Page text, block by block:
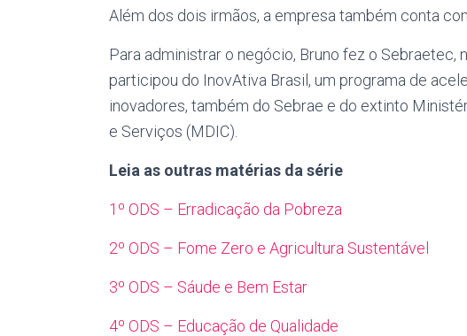
Além dos dois irmãos, a empresa também conta
Para administrar o negócio, Bruno fez o Sebraetec,
participou do InovAtiva Brasil, um programa de
inovadores, também do Sebrae e do extinto
e Serviços (MDIC).
Leia as outras matérias da série
1º ODS – Erradicação da Pobreza
2º ODS – Fome Zero e Agricultura Sustentável
3º ODS – Sáude e Bem Estar
4º ODS – Educação de Qualidade